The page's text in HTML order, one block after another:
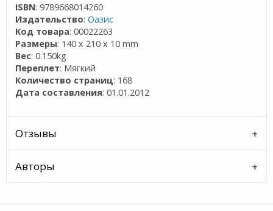
ISBN: 9789668014260
Издательство:Оазис
Код товара: 00022263
Размеры: 140 x 210 x 10 mm
Вес: 0.150kg
Переплет: Мягкий
Количество страниц: 168
Дата составления: 01.01.2012
Отзывы
Авторы